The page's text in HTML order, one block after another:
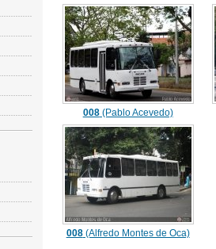
008(Pablo Acevedo)
008(Alfredo Montes de Oca)